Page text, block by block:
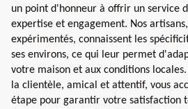
un point d'honneur à offrir un service
expertise et engagement. Nos
expérimentés, connaissent les
ses environs, ce qui leur permet
votre maison et aux conditions
la clientèle, amical et attentif, vous
étape pour garantir votre satisfaction